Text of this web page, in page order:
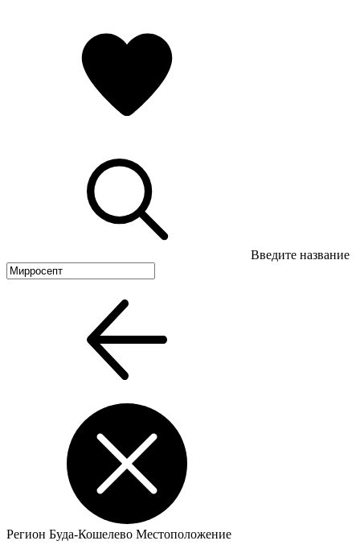
Введите название
Регион Буда-Кошелево Местоположение